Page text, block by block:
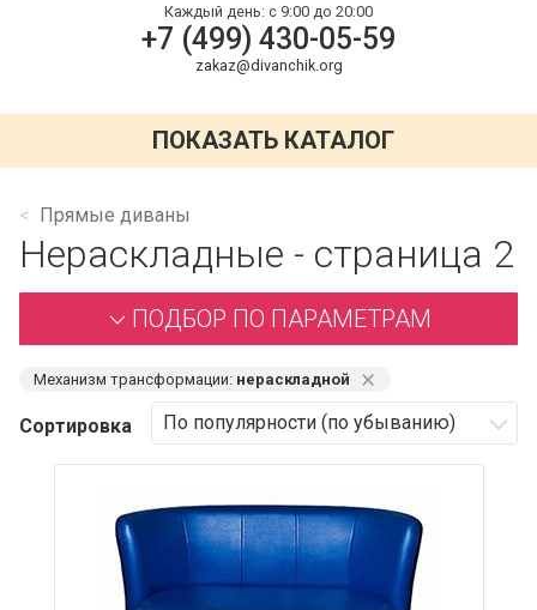
Каждый день: с 9:00 до 20:00
+7 (499) 430-05-59
zakaz@divanchik.org
ПОКАЗАТЬ КАТАЛОГ
Прямые диваны
Нераскладные - страница 2
ПОДБОР ПО ПАРАМЕТРАМ
Механизм трансформации: нераскладной ⨯
Сортировка